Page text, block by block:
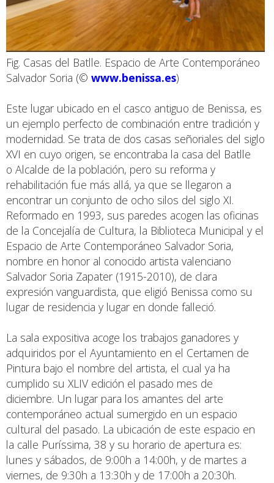
Fig. Casas del Batlle. Espacio de Arte Contemporáneo
Salvador Soria (© www.benissa.es)
Este lugar ubicado en el casco antiguo de Benissa, es
un ejemplo perfecto de combinación entre tradición y
modernidad. Se trata de dos casas señoriales del siglo
XVI en cuyo origen, se encontraba la casa del Batlle
o Alcalde de la población, pero su reforma y
rehabilitación fue más allá, ya que se llegaron a
encontrar un conjunto de ocho silos del siglo XI.
Reformado en 1993, sus paredes acogen las oficinas
de la Concejalía de Cultura, la Biblioteca Municipal y el
Espacio de Arte Contemporáneo Salvador Soria,
nombre en honor al conocido artista valenciano
Salvador Soria Zapater (1915-2010), de clara
expresión vanguardista, que eligió Benissa como su
lugar de residencia y lugar en donde falleció.
La sala expositiva acoge los trabajos ganadores y
adquiridos por el Ayuntamiento en el Certamen de
Pintura bajo el nombre del artista, el cual ya ha
cumplido su XLIV edición el pasado mes de
diciembre. Un lugar para los amantes del arte
contemporáneo actual sumergido en un espacio
cultural del pasado. La ubicación de este espacio en
la calle Puríssima, 38 y su horario de apertura es:
lunes y sábados, de 9:00h a 14:00h, y de martes a
viernes, de 9:30h a 13:30h y de 17:00h a 20:30h.